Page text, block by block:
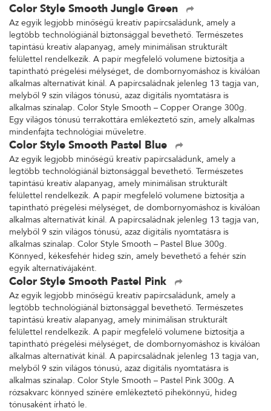
Color Style Smooth Jungle Green
Az egyik legjobb minőségű kreatív papírcsaládunk, amely a
legtöbb technológiánál biztonsággal bevethető. Természetes
tapintású kreatív alapanyag, amely minimálisan strukturált
felülettel rendelkezik. A papír megfelelő volumene biztosítja a
tapintható prégelési mélységet, de dombornyomáshoz is kiválóan
alkalmas alternatívát kínál. A papírcsaládnak jelenleg 13 tagja van,
melyből 9 szín világos tónusú, azaz digitális nyomtatásra is
alkalmas színalap. Color Style Smooth – Copper Orange 300g.
Egy világos tónusú terrakottára emlékeztető szín, amely alkalmas
mindenfajta technológiai műveletre.
Color Style Smooth Pastel Blue
Az egyik legjobb minőségű kreatív papírcsaládunk, amely a
legtöbb technológiánál biztonsággal bevethető. Természetes
tapintású kreatív alapanyag, amely minimálisan strukturált
felülettel rendelkezik. A papír megfelelő volumene biztosítja a
tapintható prégelési mélységet, de dombornyomáshoz is kiválóan
alkalmas alternatívát kínál. A papírcsaládnak jelenleg 13 tagja van,
melyből 9 szín világos tónusú, azaz digitális nyomtatásra is
alkalmas színalap. Color Style Smooth – Pastel Blue 300g.
Könnyed, kékesfehér hideg szín, amely bevethető a fehér szín
egyik alternatívájaként.
Color Style Smooth Pastel Pink
Az egyik legjobb minőségű kreatív papírcsaládunk, amely a
legtöbb technológiánál biztonsággal bevethető. Természetes
tapintású kreatív alapanyag, amely minimálisan strukturált
felülettel rendelkezik. A papír megfelelő volumene biztosítja a
tapintható prégelési mélységet, de dombornyomáshoz is kiválóan
alkalmas alternatívát kínál. A papírcsaládnak jelenleg 13 tagja van,
melyből 9 szín világos tónusú, azaz digitális nyomtatásra is
alkalmas színalap. Color Style Smooth – Pastel Pink 300g. A
rózsakvarc könnyed színére emlékeztető pihekönnyű, hideg
tónusaként írható le.